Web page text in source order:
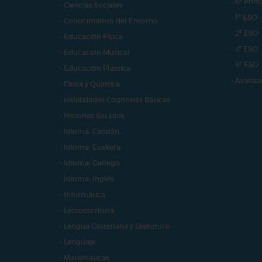
- Ciencias Sociales
- Conocimiento del Entorno
- Educación Física
- Educación Musical
- Educación Plástica
- Física y Química
- Habilidades Cognitivas Básicas
- Historias Sociales
- Idioma: Catalán
- Idioma: Euskera
- Idioma: Gallego
- Idioma: Inglés
- Informática
- Lectoescritura
- Lengua Castellana y Literatura
- Lenguaje
- Matemáticas
- 1º ESO
- 2º ESO
- 3º ESO
- 4º ESO
-